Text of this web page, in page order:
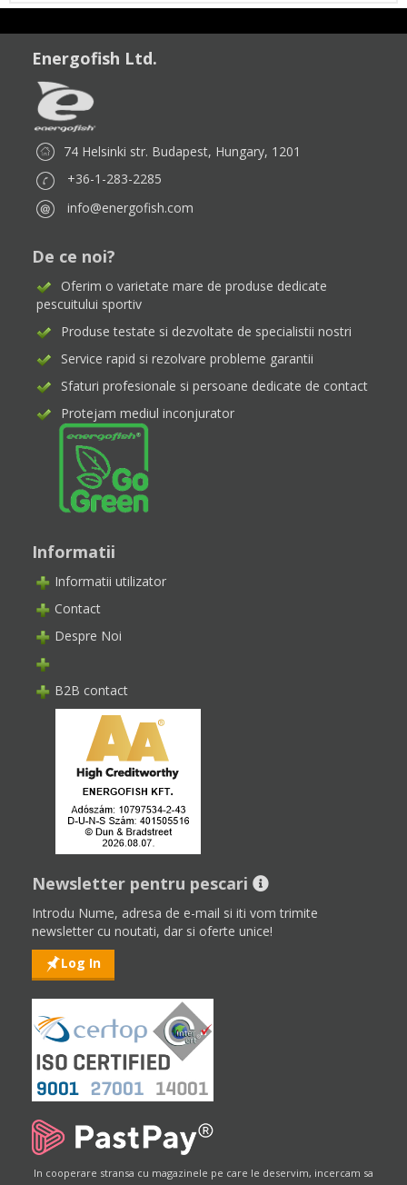
Energofish Ltd.
74 Helsinki str. Budapest, Hungary, 1201
+36-1-283-2285
info@energofish.com
De ce noi?
Oferim o varietate mare de produse dedicate
pescuitului sportiv
Produse testate si dezvoltate de specialistii nostri
Service rapid si rezolvare probleme garantii
Sfaturi profesionale si persoane dedicate de contact
Protejam mediul inconjurator
Informatii
Informatii utilizator
Contact
Despre Noi
B2B contact
Newsletter pentru pescari
Introdu Nume, adresa de e-mail si iti vom trimite
newsletter cu noutati, dar si oferte unice!
Log In
In cooperare stransa cu magazinele pe care le deservim, incercam sa